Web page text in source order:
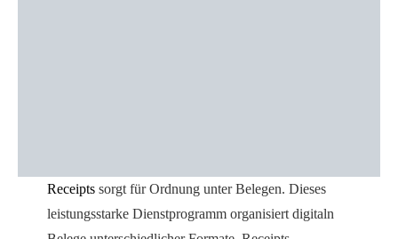
Receiptssorgt für Ordnung unter Belegen. Dieses
leistungsstarke Dienstprogramm organisiert digitaln